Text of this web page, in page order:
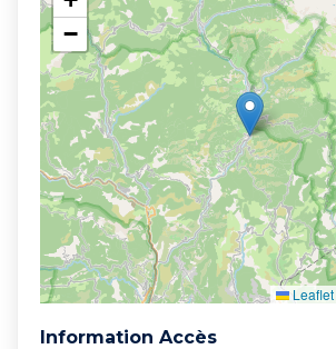
−
Leaflet
Information Accès